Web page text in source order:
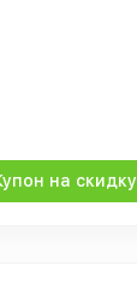
на скидку